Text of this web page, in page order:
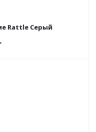
Rattle Cерый